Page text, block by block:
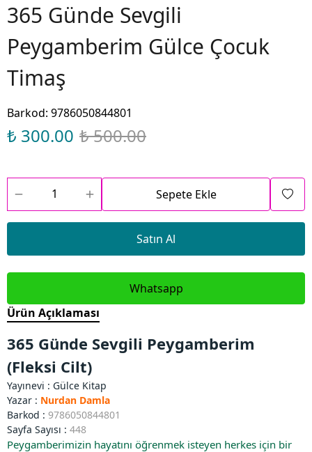
365 Günde Sevgili
Peygamberim Gülce Çocuk
Timaş
Barkod: 9786050844801
₺ 300.00 ₺ 500.00
Sepete Ekle
Satın Al
Whatsapp
Ürün Açıklaması
365 Günde Sevgili Peygamberim
(Fleksi Cilt)
Yayınevi : Gülce Kitap
Yazar : Nurdan Damla
Barkod : 9786050844801
Sayfa Sayısı : 448
Peygamberimizin hayatını öğrenmek isteyen herkes için bir